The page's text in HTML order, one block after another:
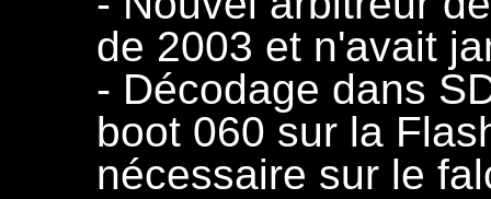
de 2003 et n'avait
- Décodage dans
boot 060 sur la
nécessaire sur le